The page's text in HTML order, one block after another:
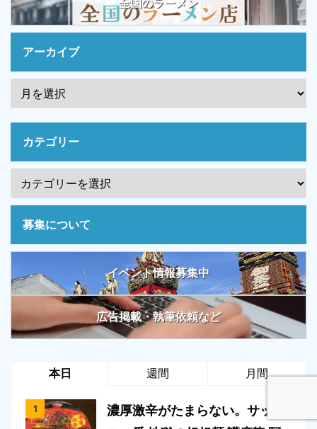
全国のラーメン
アーカイブ
カテゴリー
募集について
イベント情報募集中
広告掲載・執筆依頼など
本日 週間 月間
濃厚激辛がたまらない。サッポ